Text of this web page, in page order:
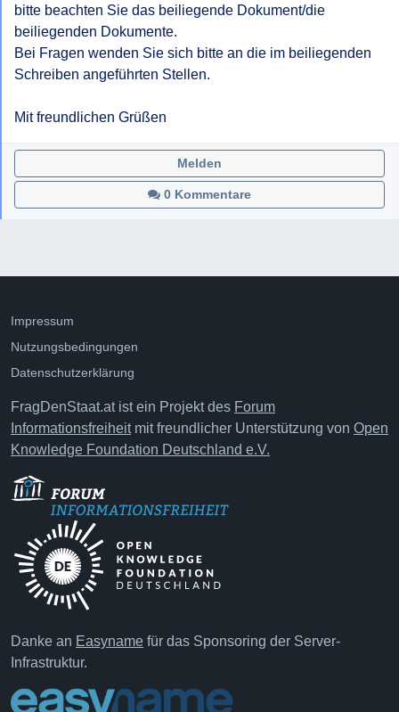
bitte beachten Sie das beiliegende Dokument/die
beiliegenden Dokumente.
Bei Fragen wenden Sie sich bitte an die im beiliegenden
Schreiben angeführten Stellen.
Mit freundlichen Grüßen
0 Kommentare
Melden
Impressum
Nutzungsbedingungen
Datenschutzerklärung
FragDenStaat.at ist ein Projekt des Forum
Informationsfreiheitmit freundlicher Unterstützung von Open
Knowledge Foundation Deutschland e.V.
Danke an Easyname für das Sponsoring der Server-
Infrastruktur.